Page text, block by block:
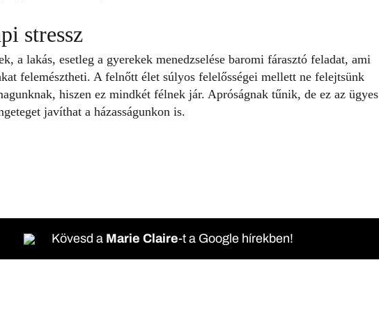
stressz
a lakás, esetleg a gyerekek menedzselése baromi fárasztó feladat, ami
felemésztheti. A felnőtt élet súlyos felelősségei mellett ne felejtsünk
hiszen ez mindkét félnek jár. Apróságnak tűnik, de ez az ügyes
javíthat a házasságunkon is.
Kövesd a Marie Claire-t a Google hírekben!